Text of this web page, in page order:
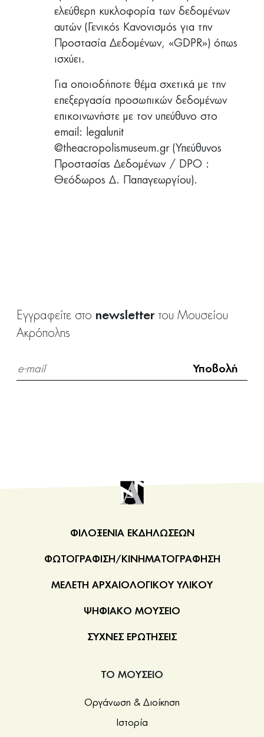
ελεύθερη κυκλοφορία των δεδομένων
αυτών (Γενικός Κανονισμός για την
Προστασία Δεδομένων, «GDPR») όπως
ισχύει.
Για οποιοδήποτε θέμα σχετικά με την
επεξεργασία προσωπικών δεδομένων
επικοινωνήστε με τον υπεύθυνο στο
email: legalunit
@theacropolismuseum.gr (Υπεύθυνος
Προστασίας Δεδομένων / DPO :
Θεόδωρος Δ. Παπαγεωργίου).
Εγγραφείτε στο newsletter του Μουσείου
Ακρόπολης
ΦΙΛΟΞΕΝΙΑ ΕΚΔΗΛΩΣΕΩΝ
ΦΩΤΟΓΡΑΦΙΣΗ/ΚΙΝΗΜΑΤΟΓΡΑΦΗΣΗ
ΜΕΛΕΤΗ ΑΡΧΑΙΟΛΟΓΙΚΟΥ ΥΛΙΚΟΥ
ΨΗΦΙΑΚΟ ΜΟΥΣΕΙΟ
ΣΥΧΝΕΣ ΕΡΩΤΗΣΕΙΣ
ΤΟ ΜΟΥΣΕΙΟ
Οργάνωση & Διοίκηση
Ιστορία